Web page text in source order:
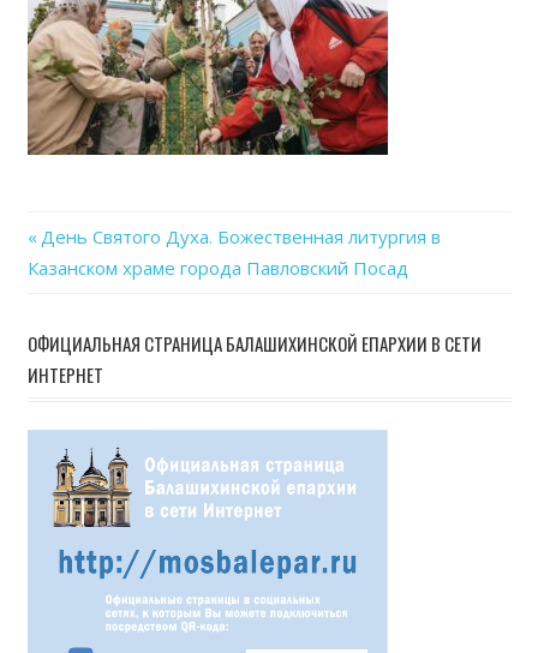
Навигация
записям
Previous
Post:
День Святого Духа. Божественная литургия в
Казанском храме города Павловский Посад
ОФИЦИАЛЬНАЯ СТРАНИЦА БАЛАШИХИНСКОЙ ЕПАРХИИ В СЕТИ
ИНТЕРНЕТ